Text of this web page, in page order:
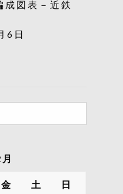
成図表－近鉄
6日
金 土 日